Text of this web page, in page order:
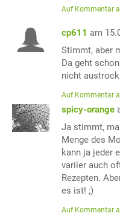
Auf Kommentar
cp611 am
Stimmt, aber
Da geht
nicht
Auf Kommentar
spicy-orange
Ja stimmt,
Menge des
kann ja jeder
variier auch
Rezepten.
es ist! ;)
Auf Kommentar